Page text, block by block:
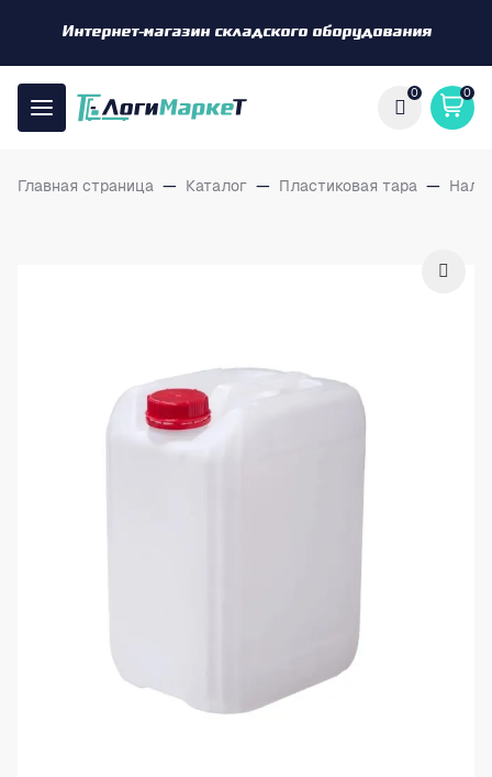
Интернет-магазин складского оборудования
0 0
Главная страница — Каталог — Пластиковая тара —